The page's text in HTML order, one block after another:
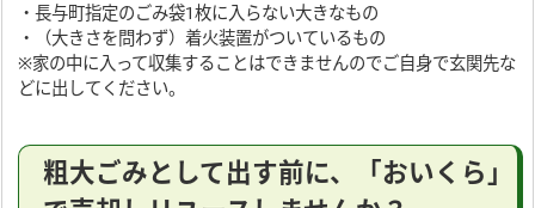
・長与町指定のごみ袋1枚に入らない大きなもの
・（大きさを問わず）着火装置がついているもの
※家の中に入って収集することはできませんのでご自身で玄関先な
どに出してください。
粗大ごみとして出す前に、「おいくら」